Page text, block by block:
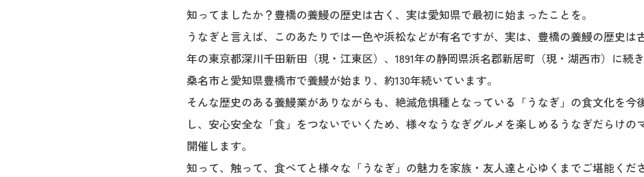
知ってましたか？豊橋の養鰻の歴史は古く、実は愛知県で最初に始まったことを。
うなぎと言えば、このあたりでは一色や浜松などが有名ですが、実は、豊橋の養鰻の歴史は
年の東京都深川千田新田（現・江東区）、1891年の静岡県浜名郡新居町（現・湖西市）に続
桑名市と愛知県豊橋市で養鰻が始まり、約130年続いています。
そんな歴史のある養鰻業がありながらも、絶滅危惧種となっている「うなぎ」の食文化を今
し、安心安全な「食」をつないでいくため、様々なうなぎグルメを楽しめるうなぎだらけの
開催します。
知って、触って、食べてと様々な「うなぎ」の魅力を家族・友人達と心ゆくまでご堪能くだ